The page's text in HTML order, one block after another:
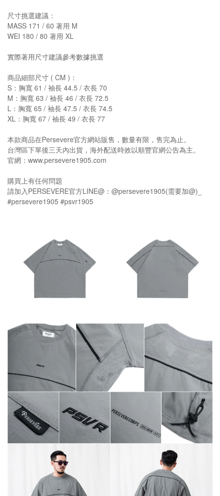
尺寸挑選建議：
MASS 171 / 60 著用 M
WEI 180 / 80 著用 XL
實際著用尺寸建議參考數據挑選
商品細部尺寸 ( CM )：
S：胸寬 61 / 袖長 44.5 / 衣長 70
M：胸寬 63 / 袖長 46 / 衣長 72.5
L：胸寬 65 / 袖長 47.5 / 衣長 74.5
XL：胸寬 67 / 袖長 49 / 衣長 77
本款商品在Persevere官方網站販售，數量有限，售完為止。
台灣區下單後三天內出貨，海外配送時效以順豐官網公告為主。
官網：www.persevere1905.com
購買上有任何問題
請加入PERSEVERE官方LINE@：@persevere1905(需要加@)_
#persevere1905 #psvr1905